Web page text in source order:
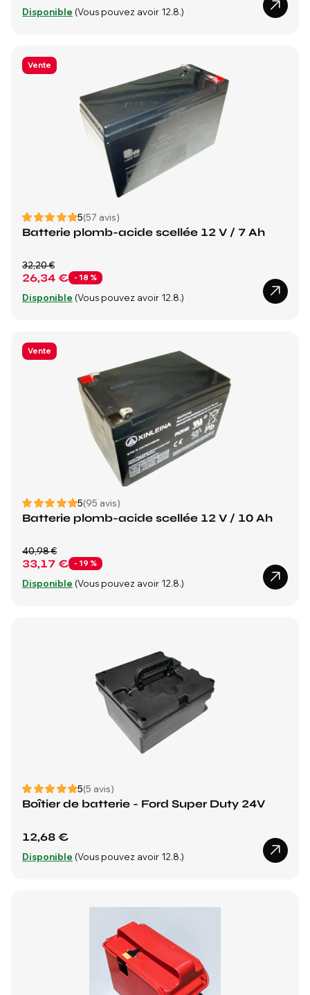
Disponible (Vous pouvez avoir 12.8.)
Vente
5(57 avis)
Batterie plomb-acide scellée 12 V / 7 Ah
26,34 € - 18 %
32,20 €
Disponible (Vous pouvez avoir 12.8.)
Vente
5(95 avis)
Batterie plomb-acide scellée 12 V / 10 Ah
33,17 € - 19 %
40,98 €
Disponible (Vous pouvez avoir 12.8.)
5(5 avis)
Boîtier de batterie - Ford Super Duty 24V
12,68 €
Disponible (Vous pouvez avoir 12.8.)